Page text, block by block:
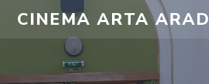
Skip
to
content
CINEMA ARTA ARAD